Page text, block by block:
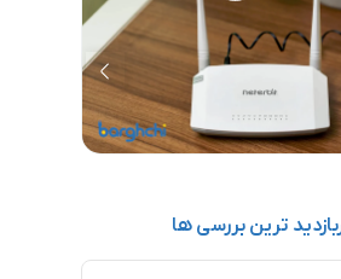
ترین بررسی ها